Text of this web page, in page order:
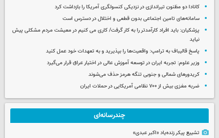
کانادا دو مظنون تیراندازی در نزدیکی کنسولگری آمریکا را بازداشت کرد
سامانه‌های تامین اجتماعی بدون قطعی و اختلال در دسترس است
پزشکیان: باید افراد کارآمدتر را به کار گرفت/ کاری می کنیم در معیشت مردم مشکلی پیش
نیاید
پاسخ قالیباف به ترامپ: واقعیت‌ها را بپذیرید و به تعهدات خود عمل کنید
وزیر علوم: تجربه ایران در توسعه آموزش عالی در اختیار عراق قرار می‌گیرد
کریدورهای شمالی و جنوبی تنگه هرمز حذف می‌شوند
ضربه مغزی بیش از ۷۰۰ نظامی آمریکایی در حملات ایران
چندرسانه‌ای
تشییع پیکر زنده‌یاد «اکبر عبدی»